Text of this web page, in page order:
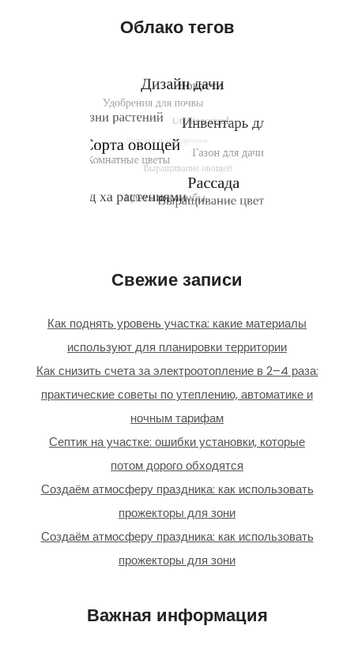
Облако тегов
Свежие записи
Как поднять уровень участка: какие материалы
используют для планировки территории
Как снизить счета за электроотопление в 2–4 раза:
практические советы по утеплению, автоматике и
ночным тарифам
Септик на участке: ошибки установки, которые
потом дорого обходятся
Создаём атмосферу праздника: как использовать
прожекторы для зони
Создаём атмосферу праздника: как использовать
прожекторы для зони
Важная информация